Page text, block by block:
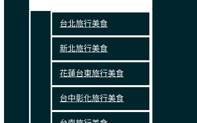
台北旅行美食
新北旅行美食
花蓮台東旅行美食
台中彰化旅行美食